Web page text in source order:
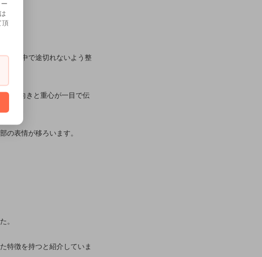
郭の中で途切れないよう整
フの向きと重心が一目で伝
の表情が移ろいます。
。
特徴を持つと紹介していま
頂